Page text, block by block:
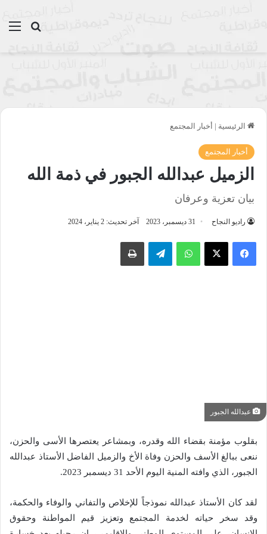
بحث
الرئيسية | أخبار المجتمع
أخبار المجتمع
الزميل عبدالله الجبور في ذمة الله
بيان تعزية وعرفان
راديو النجاح 31 ديسمبر، 2023 آخر تحديث: 2 يناير، 2024
واتساب تيلقرام طباعة
عبدالله الجبور
بقلوب مؤمنة بقضاء الله وقدره، وبمشاعر يعتصرها الأسى والحزن،
ننعى ببالغ الأسف والحزن وفاة الأخ والزميل الفاضل الأستاذ عبدالله
الجبور، الذي وافته المنية اليوم الأحد 31 ديسمبر 2023.
لقد كان الأستاذ عبدالله نموذجاً للإخلاص والتفاني والوفاء والحكمة،
وقد سخر حياته لخدمة المجتمع وتعزيز قيم المواطنة وحقوق